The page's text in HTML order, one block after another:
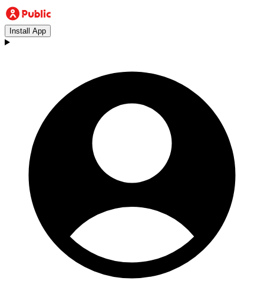
Install App